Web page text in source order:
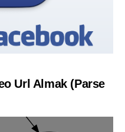
Url Almak (Parse